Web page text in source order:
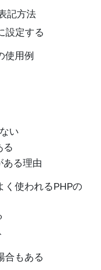
記方法
設定する
使用例
い
る
ある理由
く使われるPHPの
合もある